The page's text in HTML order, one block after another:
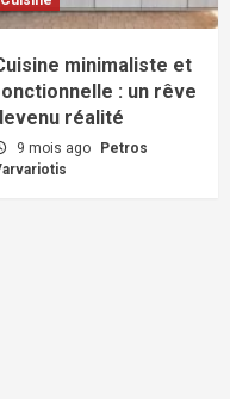
minimaliste et
: un rêve
réalité
9 mois ago
Petros